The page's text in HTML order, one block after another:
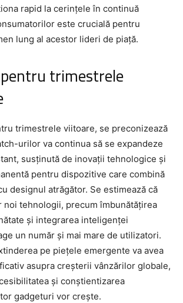
rapid la cerințele în continuă
este crucială pentru
lung al acestor lideri de piață.
trimestrele
trimestrele viitoare, se preconizează
urilor va continua să se expandeze
susținută de inovații tehnologice și
pentru dispozitive care combină
designul atrăgător. Se estimează că
noi tehnologii, precum îmbunătățirea
și integrarea inteligenței
un număr și mai mare de utilizatori.
pe piețele emergente va avea
asupra creșterii vânzărilor globale,
și conștientizarea
gadgeturi vor crește.